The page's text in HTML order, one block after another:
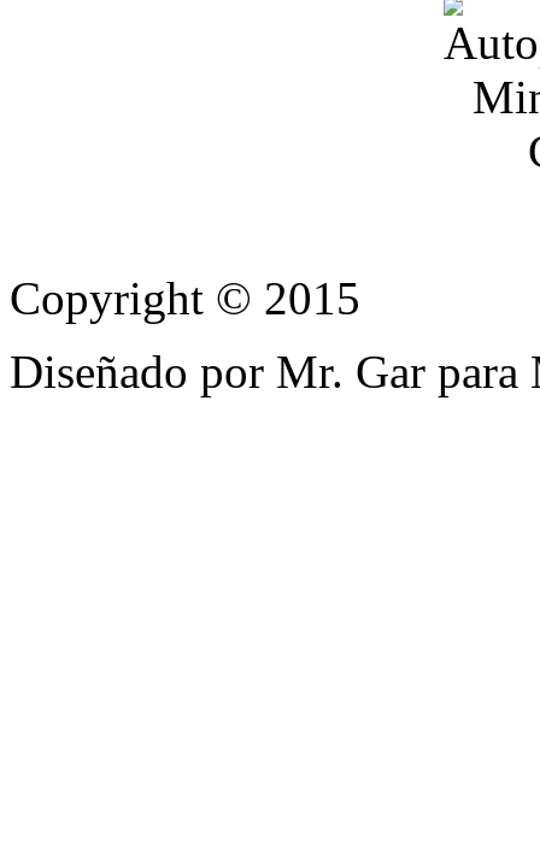
Copyright © 2015
Diseñado por Mr. Gar